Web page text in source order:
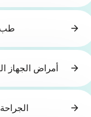
طب
أمراض الجهاز